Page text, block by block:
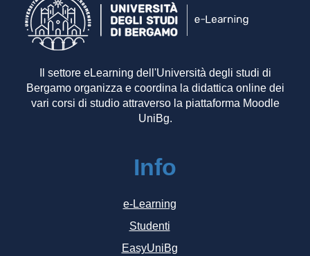
Il settore eLearning dell'Università degli studi di
Bergamo organizza e coordina la didattica online dei
vari corsi di studio attraverso la piattaforma Moodle
UniBg.
Info
e-Learning
Studenti
EasyUniBg